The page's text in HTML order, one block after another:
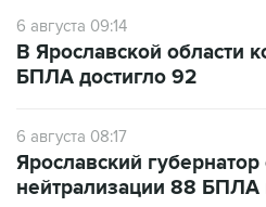
6 августа 09:14
В Ярославской области
БПЛА достигло 92
6 августа 08:17
Ярославский
нейтрализации 88 БПЛА